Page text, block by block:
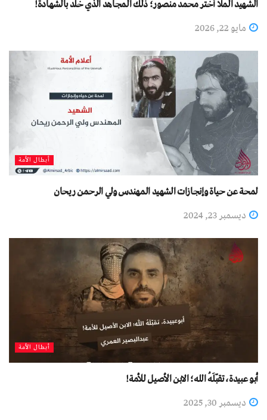
الشهيد الملا أختر محمد منصور؛ ذلك المجاهد الذي خُلّد بالشهادة!
مايو 22, 2026
أبطال الأمة
لمحة عن حياة وإنجازات الشهيد المهندس ولي الرحمن ريحان
ديسمبر 23, 2024
أبطال الأمة
أبو عبيدة، تقبّلَهُ الله؛ الابن الأصيل للأمة!
ديسمبر 30, 2025